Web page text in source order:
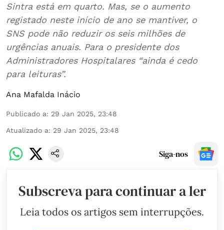
Sintra está em quarto. Mas, se o aumento
registado neste início de ano se mantiver, o
SNS pode não reduzir os seis milhões de
urgências anuais. Para o presidente dos
Administradores Hospitalares “ainda é cedo
para leituras”.
Ana Mafalda Inácio
Publicado a: 29 Jan 2025, 23:48
Atualizado a: 29 Jan 2025, 23:48
Siga-nos
Subscreva para continuar a ler
Leia todos os artigos sem interrupções.